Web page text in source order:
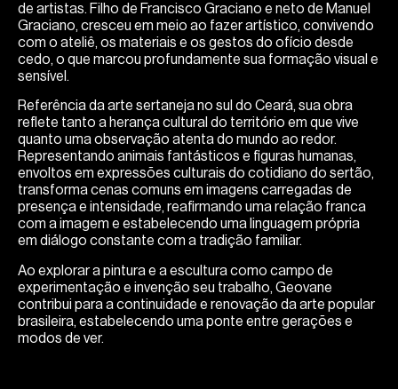
de artistas. Filho de Francisco Graciano e neto de Manuel
Graciano, cresceu em meio ao fazer artístico, convivendo
com o ateliê, os materiais e os gestos do ofício desde
cedo, o que marcou profundamente sua formação visual e
sensível.
Referência da arte sertaneja no sul do Ceará, sua obra
reflete tanto a herança cultural do território em que vive
quanto uma observação atenta do mundo ao redor.
Representando animais fantásticos e figuras humanas,
envoltos em expressões culturais do cotidiano do sertão,
transforma cenas comuns em imagens carregadas de
presença e intensidade, reafirmando uma relação franca
com a imagem e estabelecendo uma linguagem própria
em diálogo constante com a tradição familiar.
Ao explorar a pintura e a escultura como campo de
experimentação e invenção seu trabalho, Geovane
contribui para a continuidade e renovação da arte popular
brasileira, estabelecendo uma ponte entre gerações e
modos de ver.